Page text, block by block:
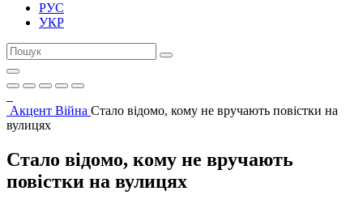
РУС
УКР
Акцент Війна Стало відомо, кому не вручають повістки на
вулицях
Стало відомо, кому не вручають
повістки на вулицях